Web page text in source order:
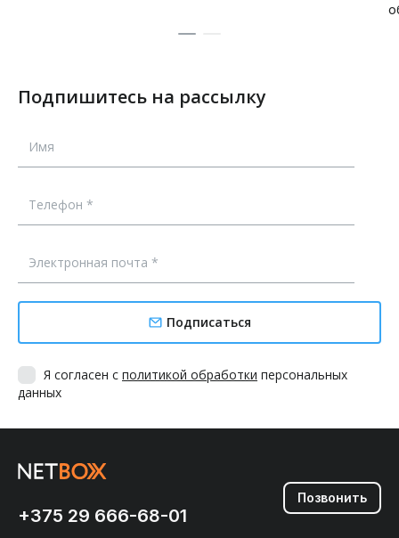
Подпишитесь на рассылку
Подписаться
Я согласен с политикой обработки персональных
данных
+375 29 666-68-01
Позвонить